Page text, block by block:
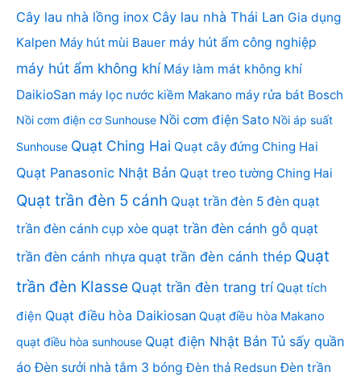
Cây lau nhà lồng inox Cây lau nhà Thái Lan Gia dụng
Kalpen Máy hút mùi Bauer máy hút ẩm công nghiệp
máy hút ẩm không khí Máy làm mát không khí
DaikioSan máy lọc nước kiềm Makano máy rửa bát Bosch
Nồi cơm điện cơ Sunhouse Nồi cơm điện Sato Nồi áp suất
Sunhouse Quạt Ching Hai Quạt cây đứng Ching Hai
Quạt Panasonic Nhật Bản Quạt treo tường Ching Hai
Quạt trần đèn 5 cánh Quạt trần đèn 5 đèn quạt
trần đèn cánh cụp xòe quạt trần đèn cánh gỗ quạt
trần đèn cánh nhựa quạt trần đèn cánh thép Quạt
trần đèn Klasse Quạt trần đèn trang trí Quạt tích
điện Quạt điều hòa Daikiosan Quạt điều hòa Makano
quạt điều hòa sunhouse Quạt điện Nhật Bản Tủ sấy quần
áo Đèn sưởi nhà tắm 3 bóng Đèn thả Redsun Đèn trần